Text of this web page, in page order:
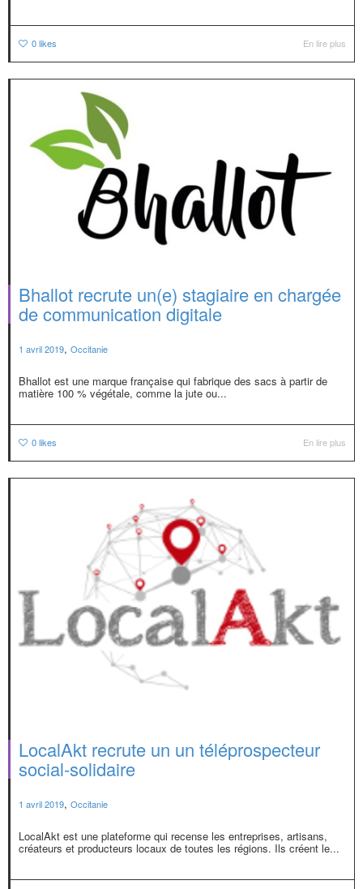
0likes En lire plus
Bhallot recrute un(e) stagiaire en chargée
de communication digitale
1 avril 2019, Occitanie
Bhallot est une marque française qui fabrique des sacs à partir de
matière 100 % végétale, comme la jute ou...
0likes En lire plus
LocalAkt recrute un un téléprospecteur
social-solidaire
1 avril 2019, Occitanie
LocalAkt est une plateforme qui recense les entreprises, artisans,
créateurs et producteurs locaux de toutes les régions. Ils créent le...